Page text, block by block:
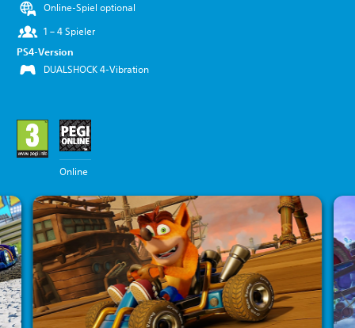
Online-Spiel optional
1 – 4 Spieler
PS4-Version
DUALSHOCK 4-Vibration
Online